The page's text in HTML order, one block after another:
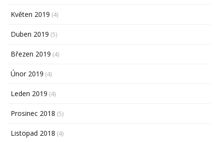
Květen 2019 (4)
Duben 2019 (5)
Březen 2019 (4)
Únor 2019 (4)
Leden 2019 (4)
Prosinec 2018 (5)
Listopad 2018 (4)